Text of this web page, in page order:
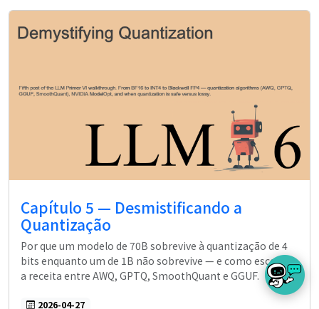
Capítulo 5 — Desmistificando a
Quantização
Por que um modelo de 70B sobrevive à quantização de 4
bits enquanto um de 1B não sobrevive — e como escolher
a receita entre AWQ, GPTQ, SmoothQuant e GGUF.
2026-04-27